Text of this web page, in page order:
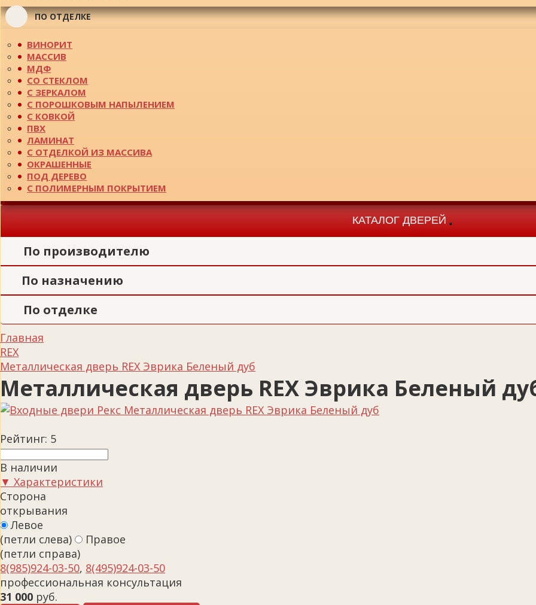
ПО ОТДЕЛКЕ
ВИНОРИТ
МАССИВ
МДФ
СО СТЕКЛОМ
С ЗЕРКАЛОМ
С ПОРОШКОВЫМ НАПЫЛЕНИЕМ
С КОВКОЙ
ПВХ
ЛАМИНАТ
С ОТДЕЛКОЙ ИЗ МАССИВА
ОКРАШЕННЫЕ
ПОД ДЕРЕВО
С ПОЛИМЕРНЫМ ПОКРЫТИЕМ
КАТАЛОГ ДВЕРЕЙ
Toggle
navigation
По производителю
По назначению
По отделке
Главная
REX
Металлическая дверь REX Эврика Беленый дуб
Металлическая дверь REX Эврика Беленый
Рейтинг: 5
В наличии
▼ Характеристики
Сторона
открывания
Левое
(петли слева)
Правое
(петли справа)
8(985)924-03-50, 8(495)924-03-50
профессиональная консультация
31 000 руб.